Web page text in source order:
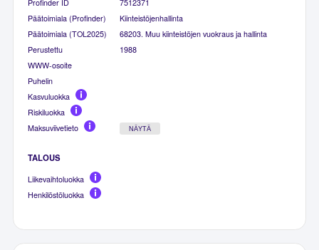
Profinder ID
7512371
Päätoimiala (Profinder)
Kiinteistöjenhallinta
Päätoimiala (TOL2025)
68203. Muu kiinteistöjen vuokraus ja hallinta
Perustettu
1988
WWW-osoite
Puhelin
Kasvuluokka
Riskiluokka
Maksuviivetieto
NÄYTÄ
TALOUS
Liikevaihtoluokka
Henkilöstöluokka